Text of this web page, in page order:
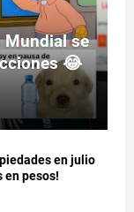
Mundial se
😂
en julio
en pesos!